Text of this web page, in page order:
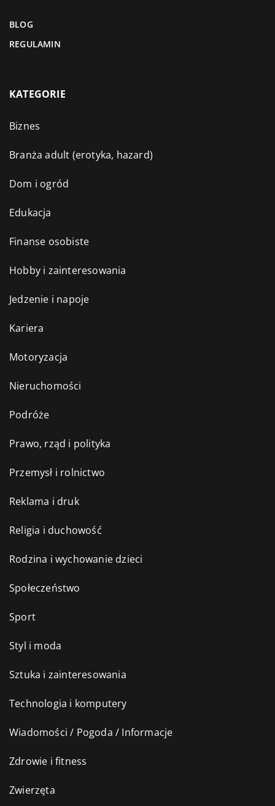
BLOG
REGULAMIN
KATEGORIE
Biznes
Branża adult (erotyka, hazard)
Dom i ogród
Edukacja
Finanse osobiste
Hobby i zainteresowania
Jedzenie i napoje
Kariera
Motoryzacja
Nieruchomości
Podróże
Prawo, rząd i polityka
Przemysł i rolnictwo
Reklama i druk
Religia i duchowość
Rodzina i wychowanie dzieci
Społeczeństwo
Sport
Styl i moda
Sztuka i zainteresowania
Technologia i komputery
Wiadomości / Pogoda / Informacje
Zdrowie i fitness
Zwierzęta